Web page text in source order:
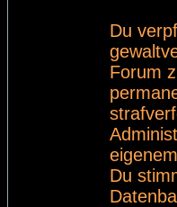
Du
Forum
Du